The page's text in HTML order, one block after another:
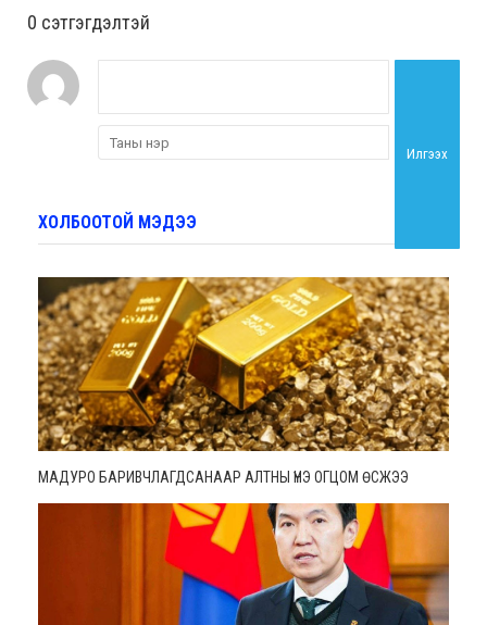
0 cэтгэгдэлтэй
Илгээх
ХОЛБООТОЙ МЭДЭЭ
МАДУРО БАРИВЧЛАГДСАНААР АЛТНЫ ҮНЭ ОГЦОМ ӨСЖЭЭ